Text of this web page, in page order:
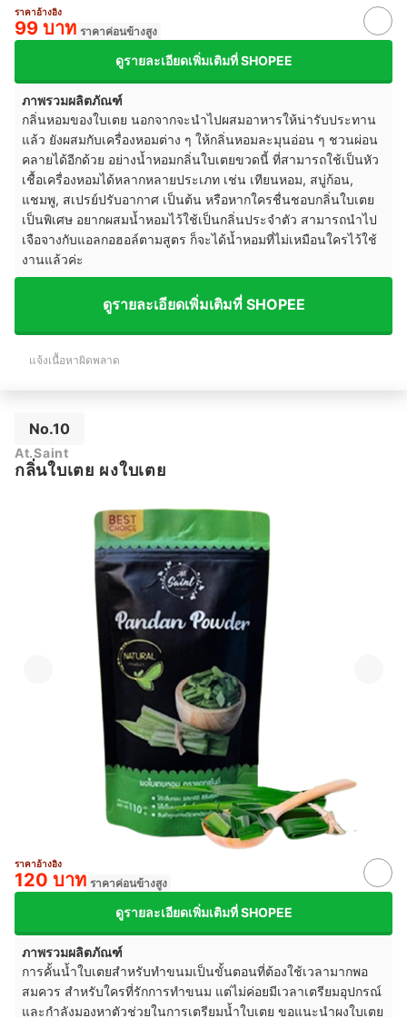
ราคาอ้างอิง
99 บาท ราคาค่อนข้างสูง
ดูรายละเอียดเพิ่มเติมที่ SHOPEE
ภาพรวมผลิตภัณฑ์
กลิ่นหอมของใบเตย นอกจากจะนำไปผสมอาหารให้น่ารับประทาน
แล้ว ยังผสมกับเครื่องหอมต่าง ๆ ให้กลิ่นหอมละมุนอ่อน ๆ ชวนผ่อน
คลายได้อีกด้วย อย่างน้ำหอมกลิ่นใบเตยขวดนี้ ที่สามารถใช้เป็นหัว
เชื้อเครื่องหอมได้หลากหลายประเภท เช่น เทียนหอม, สบู่ก้อน,
แชมพู, สเปรย์ปรับอากาศ เป็นต้น หรือหากใครชื่นชอบกลิ่นใบเตย
เป็นพิเศษ อยากผสมน้ำหอมไว้ใช้เป็นกลิ่นประจำตัว สามารถนำไป
เจือจางกับแอลกอฮอล์ตามสูตร ก็จะได้น้ำหอมที่ไม่เหมือนใครไว้ใช้
งานแล้วค่ะ
ดูรายละเอียดเพิ่มเติมที่ SHOPEE
แจ้งเนื้อหาผิดพลาด
No.10
At.Saint
กลิ่นใบเตย ผงใบเตย
ราคาอ้างอิง
120 บาท ราคาค่อนข้างสูง
ดูรายละเอียดเพิ่มเติมที่ SHOPEE
ภาพรวมผลิตภัณฑ์
การคั้นน้ำใบเตยสำหรับทำขนมเป็นขั้นตอนที่ต้องใช้เวลามากพอ
สมควร สำหรับใครที่รักการทำขนม แต่ไม่ค่อยมีเวลาเตรียมอุปกรณ์
และกำลังมองหาตัวช่วยในการเตรียมน้ำใบเตย ขอแนะนำผงใบเตย